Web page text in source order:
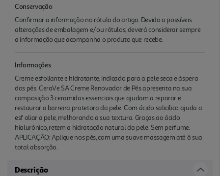
Conservação
Confirmar a informação no rótulo do artigo. Devido a possíveis
alterações de embalagem e/ou rótulos, deverá considerar sempre
a informação que acompanha o produto que recebe.
Informações
Creme esfoliante e hidratante, indicado para a pele seca e áspera
dos pés. CeraVe SA Creme Renovador de Pés apresenta na sua
composição 3 ceramidas essenciais que ajudam a reparar e
restaurar a barreira protetora da pele. Com ácido salicílico ajuda a
esf oliar a pele, melhorando a sua textura. Graças ao ácido
hialurónico, retem a hidratação natural da pele. Sem perfume.
APLICAÇÃO: Aplique nos pés, com uma suave massagem até à sua
total absorção.
Descrição